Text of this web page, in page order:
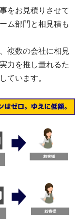
をお見積りさせて
ム部門と相見積も
複数の会社に相見
力を推し量れるた
ています。